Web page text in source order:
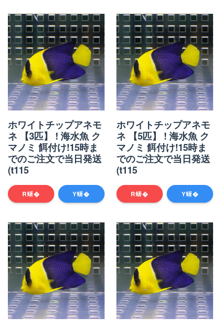
ホワイトチップアネモ
ネ 【3匹】 ! 海水魚 ク
マノミ 餌付け!15時ま
でのご注文で当日発送
(t115
R蠎� Y蠎�
ホワイトチップアネモ
ネ 【5匹】 ! 海水魚 ク
マノミ 餌付け!15時ま
でのご注文で当日発送
(t115
R蠎� Y蠎�